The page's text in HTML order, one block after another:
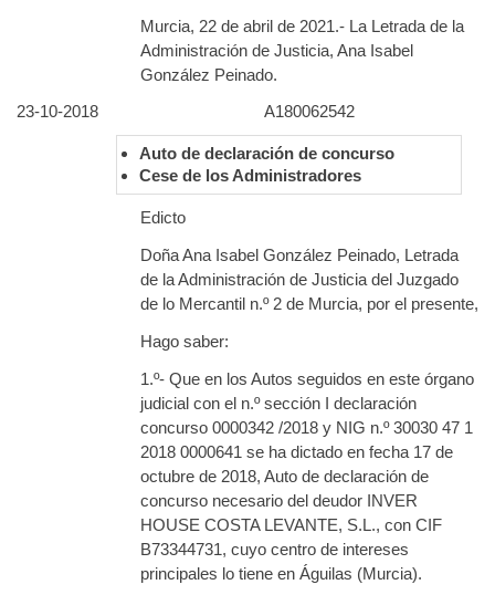
Murcia, 22 de abril de 2021.- La Letrada de la
Administración de Justicia, Ana Isabel
González Peinado.
23-10-2018
A180062542
Auto de declaración de concurso
Cese de los Administradores
Edicto
Doña Ana Isabel González Peinado, Letrada
de la Administración de Justicia del Juzgado
de lo Mercantil n.º 2 de Murcia, por el presente,
Hago saber:
1.º- Que en los Autos seguidos en este órgano
judicial con el n.º sección I declaración
concurso 0000342 /2018 y NIG n.º 30030 47 1
2018 0000641 se ha dictado en fecha 17 de
octubre de 2018, Auto de declaración de
concurso necesario del deudor INVER
HOUSE COSTA LEVANTE, S.L., con CIF
B73344731, cuyo centro de intereses
principales lo tiene en Águilas (Murcia).